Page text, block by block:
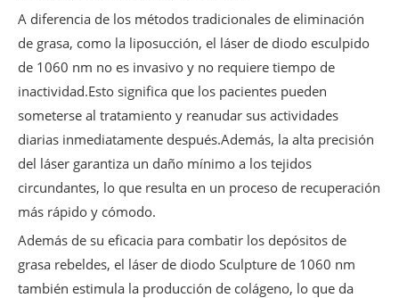
A diferencia de los métodos tradicionales de eliminación
de grasa, como la liposucción, el láser de diodo esculpido
de 1060 nm no es invasivo y no requiere tiempo de
inactividad.Esto significa que los pacientes pueden
someterse al tratamiento y reanudar sus actividades
diarias inmediatamente después.Además, la alta precisión
del láser garantiza un daño mínimo a los tejidos
circundantes, lo que resulta en un proceso de recuperación
más rápido y cómodo.
Además de su eficacia para combatir los depósitos de
grasa rebeldes, el láser de diodo Sculpture de 1060 nm
también estimula la producción de colágeno, lo que da